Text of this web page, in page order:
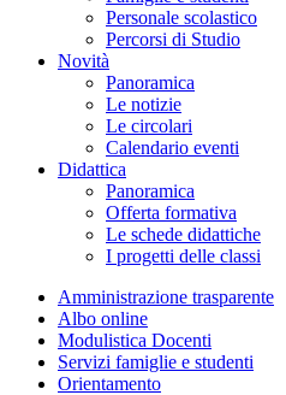
Personale scolastico
Percorsi di Studio
Novità
Panoramica
Le notizie
Le circolari
Calendario eventi
Didattica
Panoramica
Offerta formativa
Le schede didattiche
I progetti delle classi
Amministrazione trasparente
Albo online
Modulistica Docenti
Servizi famiglie e studenti
Orientamento